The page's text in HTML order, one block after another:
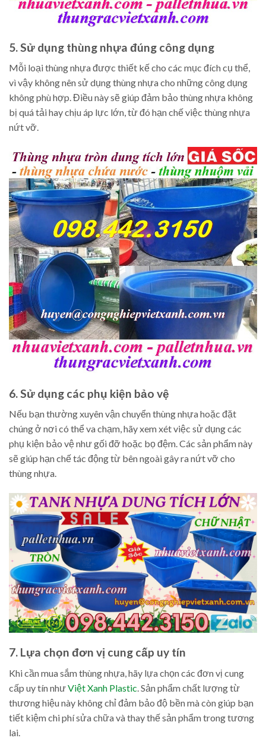
5. Sử dụng thùng nhựa đúng công dụng
Mỗi loại thùng nhựa được thiết kế cho các mục đích cụ thể,
vì vậy không nên sử dụng thùng nhựa cho những công dụng
không phù hợp. Điều này sẽ giúp đảm bảo thùng nhựa không
bị quá tải hay chịu áp lực lớn, từ đó hạn chế việc thùng nhựa
nứt vỡ.
6. Sử dụng các phụ kiện bảo vệ
Nếu bạn thường xuyên vận chuyển thùng nhựa hoặc đặt
chúng ở nơi có thể va chạm, hãy xem xét việc sử dụng các
phụ kiện bảo vệ như gối đỡ hoặc bọ đệm. Các sản phẩm này
sẽ giúp hạn chế tác động từ bên ngoài gây ra nứt vỡ cho
thùng nhựa.
7. Lựa chọn đơn vị cung cấp uy tín
Khi cần mua sắm thùng nhựa, hãy lựa chọn các đơn vị cung
cấp uy tín nhưViệt Xanh Plastic . Sản phẩm chất lượng từ
thương hiệu này không chỉ đảm bảo độ bền mà còn giúp bạn
tiết kiệm chi phí sửa chữa và thay thế sản phẩm trong tương
lai.